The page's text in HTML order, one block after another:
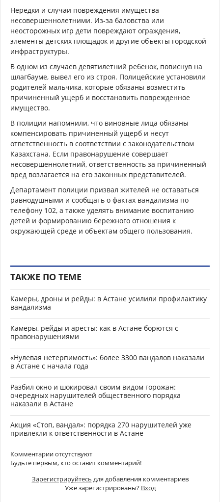
Нередки и случаи повреждения имущества
несовершеннолетними. Из-за баловства или
неосторожных игр дети повреждают ограждения,
элементы детских площадок и другие объекты городской
инфраструктуры.
В одном из случаев девятилетний ребенок, повиснув на
шлагбауме, вывел его из строя. Полицейские установили
родителей мальчика, которые обязаны возместить
причиненный ущерб и восстановить поврежденное
имущество.
В полиции напомнили, что виновные лица обязаны
компенсировать причиненный ущерб и несут
ответственность в соответствии с законодательством
Казахстана. Если правонарушение совершает
несовершеннолетний, ответственность за причиненный
вред возлагается на его законных представителей.
Департамент полиции призвал жителей не оставаться
равнодушными и сообщать о фактах вандализма по
телефону 102, а также уделять внимание воспитанию
детей и формированию бережного отношения к
окружающей среде и объектам общего пользования.
ТАКЖЕ ПО ТЕМЕ
Камеры, дроны и рейды: в Астане усилили профилактику
вандализма
Камеры, рейды и аресты: как в Астане борются с
правонарушениями
«Нулевая нетерпимость»: более 3300 вандалов наказали
в Астане с начала года
Разбил окно и шокировал своим видом горожан:
очередных нарушителей общественного порядка
наказали в Астане
Акция «Стоп, вандал»: порядка 270 нарушителей уже
привлекли к ответственности в Астане
Комментарии отсутствуют
Будьте первым, кто оставит комментарий!
Зарегистрируйтесь для добавления комментариев
Уже зарегистрированы? Вход